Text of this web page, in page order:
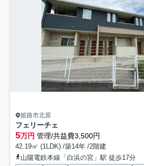
姫路市北原
フェリーチェ
5万円 管理/共益費3,500円
42.19㎡ (1LDK) /築14年 /2階建
山陽電鉄本線「白浜の宮」駅 徒歩17分